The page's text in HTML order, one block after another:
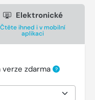
Elektronické
Čtěte ihned i v mobilní
aplikaci
zdarma ?